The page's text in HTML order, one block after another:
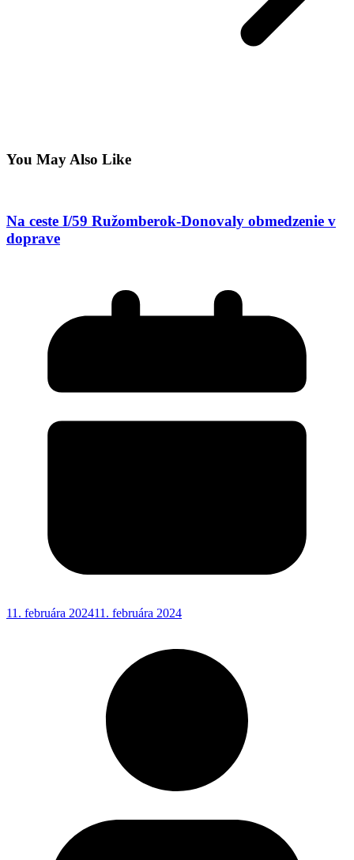
You May Also Like
Na ceste I/59 Ružomberok-Donovaly obmedzenie v
doprave
11. februára 202411. februára 2024